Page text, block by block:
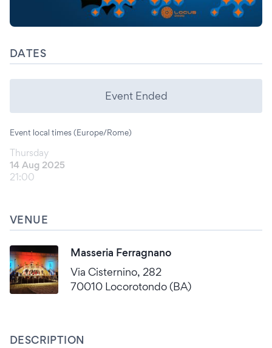
DATES
Event Ended
Event local times (Europe/Rome)
Thursday
14 Aug 2025
21:00
VENUE
Masseria Ferragnano
Via Cisternino, 282
70010 Locorotondo (BA)
DESCRIPTION